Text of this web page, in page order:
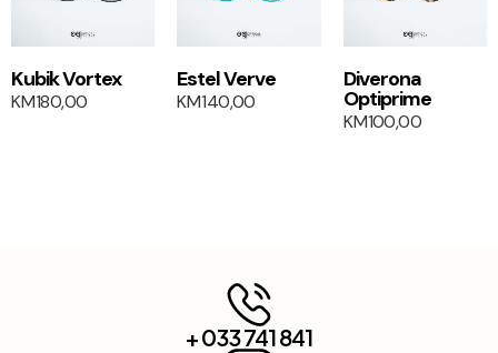
Kubik Vortex
KM180,00
Estel Verve
KM140,00
Diverona
Optiprime
KM100,00
+ 033 741 841